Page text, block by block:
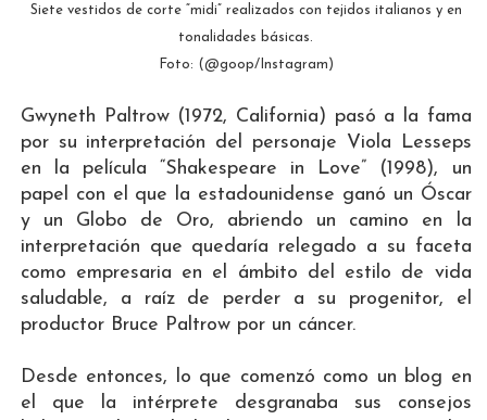
Siete vestidos de corte “midi” realizados con tejidos italianos y en
tonalidades básicas.
Foto: (@goop/Instagram)
Gwyneth Paltrow (1972, California) pasó a la fama
por su interpretación del personaje Viola Lesseps
en la película “Shakespeare in Love” (1998), un
papel con el que la estadounidense ganó un Óscar
y un Globo de Oro, abriendo un camino en la
interpretación que quedaría relegado a su faceta
como empresaria en el ámbito del estilo de vida
saludable, a raíz de perder a su progenitor, el
productor Bruce Paltrow por un cáncer.
Desde entonces, lo que comenzó como un blog en
el que la intérprete desgranaba sus consejos